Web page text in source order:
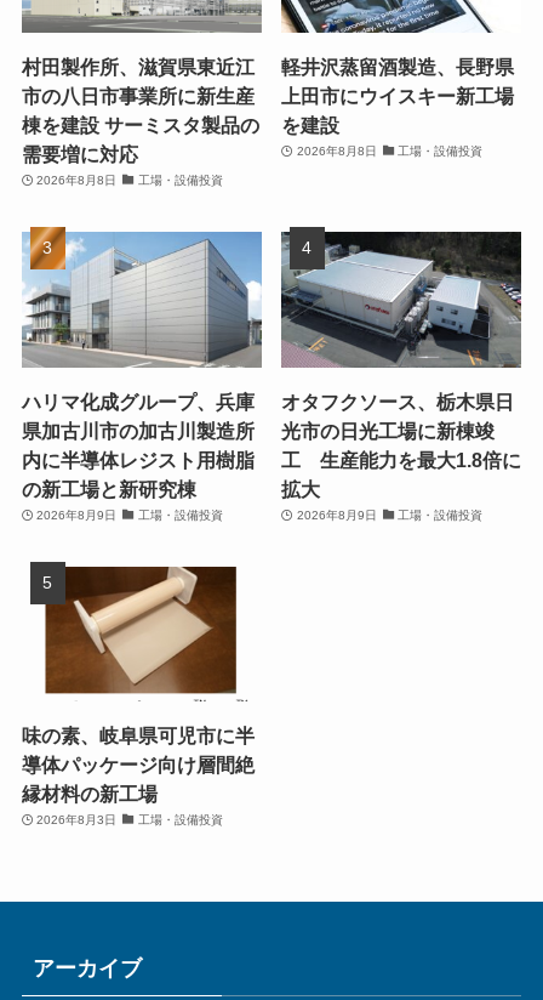
村田製作所、滋賀県東近江
市の八日市事業所に新生産
棟を建設 サーミスタ製品の
需要増に対応
2026年8月8日 工場・設備投資
軽井沢蒸留酒製造、長野県
上田市にウイスキー新工場
を建設
2026年8月8日 工場・設備投資
ハリマ化成グループ、兵庫
県加古川市の加古川製造所
内に半導体レジスト用樹脂
の新工場と新研究棟
2026年8月9日 工場・設備投資
オタフクソース、栃木県日
光市の日光工場に新棟竣
工 生産能力を最大1.8倍に
拡大
2026年8月9日 工場・設備投資
味の素、岐阜県可児市に半
導体パッケージ向け層間絶
縁材料の新工場
2026年8月3日 工場・設備投資
アーカイブ